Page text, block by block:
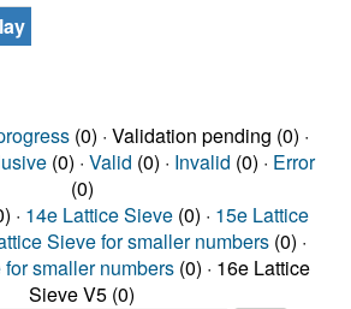
(0) · Validation pending (0) ·
(0) · Valid (0) · Invalid (0) · Error
(0)
· 14e Lattice Sieve (0) · 15e Lattice
Sieve for smaller numbers (0) ·
smaller numbers (0) · 16e Lattice
Sieve V5 (0)